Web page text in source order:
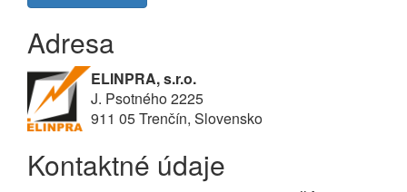
Adresa
ELINPRA, s.r.o.
J. Psotného 2225
911 05 Trenčín, Slovensko
Kontaktné údaje